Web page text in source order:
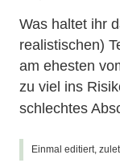
Was haltet ihr
realistischen)
am ehesten
zu viel ins
schlechtes
Einmal editiert,